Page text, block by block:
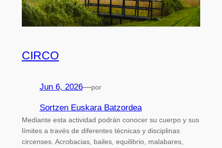
CIRCO
Jun 6, 2026—por
Sortzen Euskara Batzordea
Mediante esta actividad podrán conocer su cuerpo y sus
límites a través de diferentes técnicas y disciplinas
circenses. Acrobacias, bailes, equilibrio, malabares,